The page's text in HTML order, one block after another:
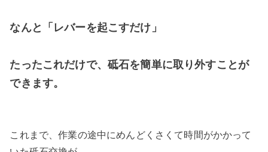
なんと「レバーを起こすだけ」
たったこれだけで、砥石を簡単に取り外すことが
できます。
これまで、作業の途中にめんどくさくて時間がかかって